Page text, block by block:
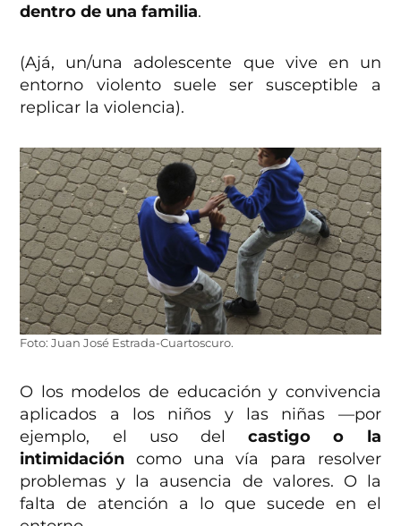
dentro de una familia.
(Ajá, un/una adolescente que vive en un
entorno violento suele ser susceptible a
replicar la violencia).
Foto: Juan José Estrada-Cuartoscuro.
O los modelos de educación y convivencia
aplicados a los niños y las niñas —por
ejemplo, el uso delcastigo o la
intimidación como una vía para resolver
problemas y la ausencia de valores. O la
falta de atención a lo que sucede en el